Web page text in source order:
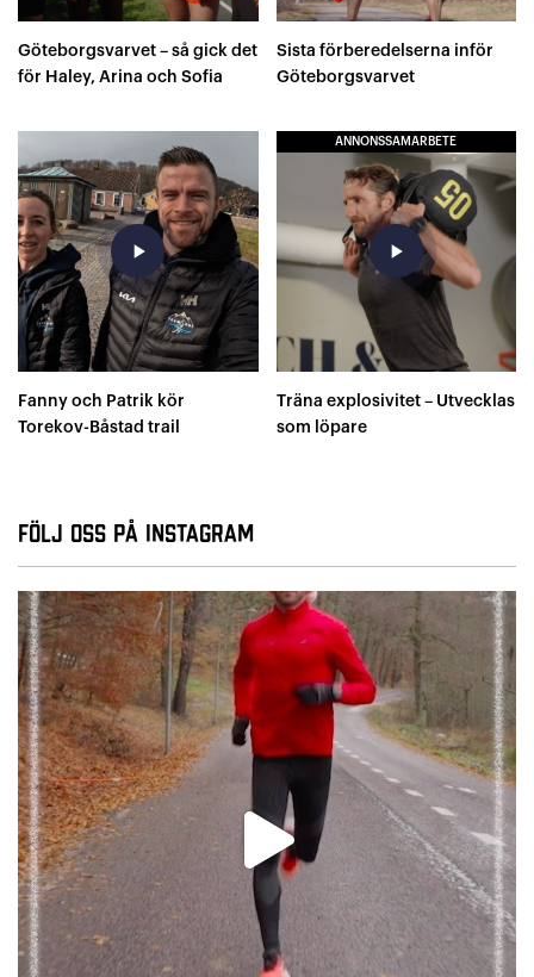
Göteborgsvarvet – så gick det
för Haley, Arina och Sofia
Sista förberedelserna inför
Göteborgsvarvet
play_arrow
Fanny och Patrik kör
Torekov-Båstad trail
ANNONSSAMARBETE
play_arrow
Träna explosivitet – Utvecklas
som löpare
Följ oss på Instagram